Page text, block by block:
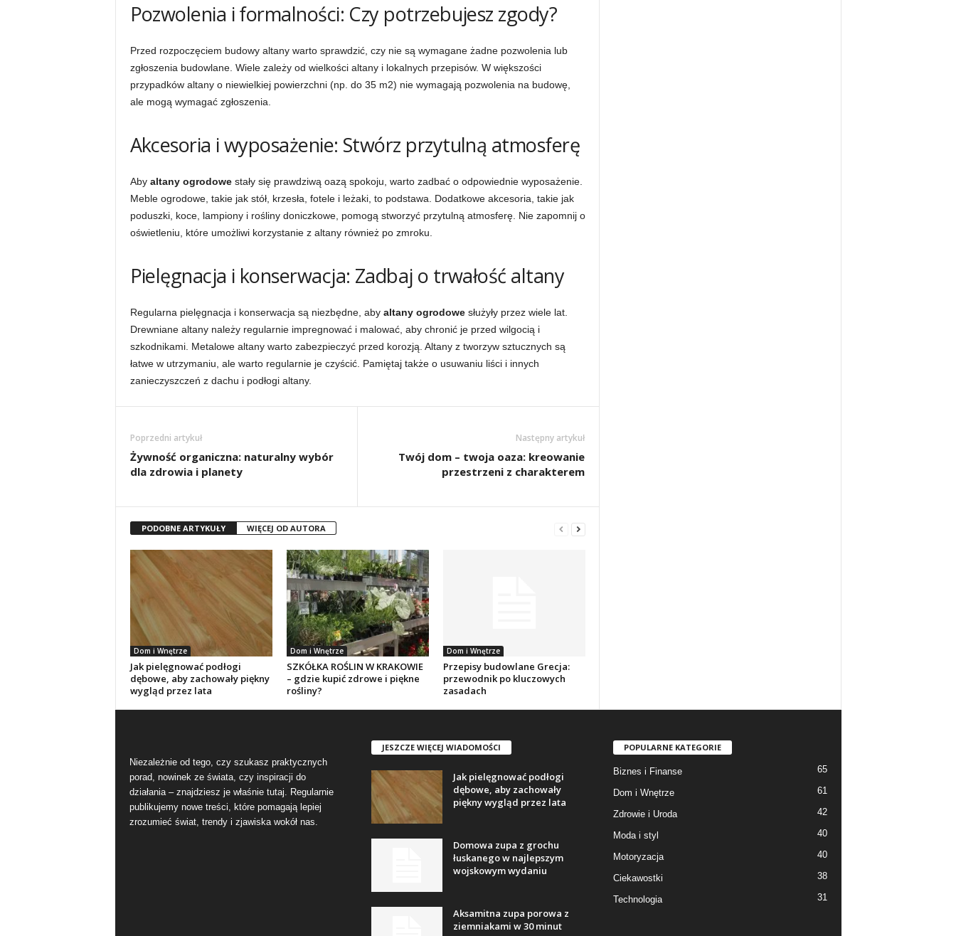
Pozwolenia i formalności: Czy potrzebujesz zgody?
Przed rozpoczęciem budowy altany warto sprawdzić, czy nie są wymagane żadne pozwolenia lub
zgłoszenia budowlane. Wiele zależy od wielkości altany i lokalnych przepisów. W większości
przypadków altany o niewielkiej powierzchni (np. do 35 m2) nie wymagają pozwolenia na budowę,
ale mogą wymagać zgłoszenia.
Akcesoria i wyposażenie: Stwórz przytulną atmosferę
Aby altany ogrodowestały się prawdziwą oazą spokoju, warto zadbać o odpowiednie wyposażenie.
Meble ogrodowe, takie jak stół, krzesła, fotele i leżaki, to podstawa. Dodatkowe akcesoria, takie jak
poduszki, koce, lampiony i rośliny doniczkowe, pomogą stworzyć przytulną atmosferę. Nie zapomnij o
oświetleniu, które umożliwi korzystanie z altany również po zmroku.
Pielęgnacja i konserwacja: Zadbaj o trwałość altany
Regularna pielęgnacja i konserwacja są niezbędne, aby altany ogrodowesłużyły przez wiele lat.
Drewniane altany należy regularnie impregnować i malować, aby chronić je przed wilgocią i
szkodnikami. Metalowe altany warto zabezpieczyć przed korozją. Altany z tworzyw sztucznych są
łatwe w utrzymaniu, ale warto regularnie je czyścić. Pamiętaj także o usuwaniu liści i innych
zanieczyszczeń z dachu i podłogi altany.
Poprzedni artykuł
Żywność organiczna: naturalny wybór
dla zdrowia i planety
Następny artykuł
Twój dom – twoja oaza: kreowanie
przestrzeni z charakterem
PODOBNE ARTYKUŁY WIĘCEJ OD AUTORA
Dom i Wnętrze
Jak pielęgnować podłogi
dębowe, aby zachowały piękny
wygląd przez lata
Dom i Wnętrze
SZKÓŁKA ROŚLIN W KRAKOWIE
– gdzie kupić zdrowe i piękne
rośliny?
Dom i Wnętrze
Przepisy budowlane Grecja:
przewodnik po kluczowych
zasadach
Niezależnie od tego, czy szukasz praktycznych
porad, nowinek ze świata, czy inspiracji do
działania – znajdziesz je właśnie tutaj. Regularnie
publikujemy nowe treści, które pomagają lepiej
zrozumieć świat, trendy i zjawiska wokół nas.
JESZCZE WIĘCEJ WIADOMOŚCI
Jak pielęgnować podłogi
dębowe, aby zachowały
piękny wygląd przez lata
Domowa zupa z grochu
łuskanego w najlepszym
wojskowym wydaniu
Aksamitna zupa porowa z
ziemniakami w 30 minut
POPULARNE KATEGORIE
Biznes i Finanse 65
Dom i Wnętrze 61
Zdrowie i Uroda 42
Moda i styl 40
Motoryzacja 40
Ciekawostki 38
Technologia 31